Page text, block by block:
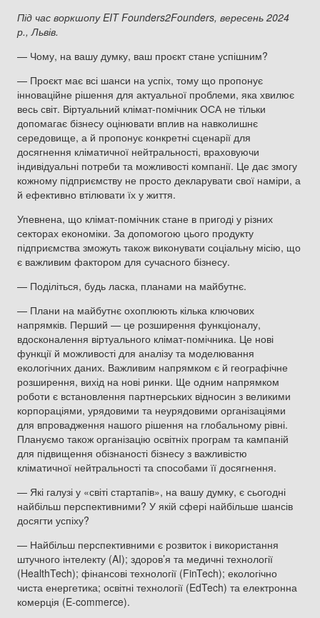
Під час воркшопу EIT Founders2Founders, вересень 2024
р., Львів.
— Чому, на вашу думку, ваш проєкт стане успішним?
— Проєкт має всі шанси на успіх, тому що пропонує
інноваційне рішення для актуальної проблеми, яка хвилює
весь світ. Віртуальний клімат-помічник ОСА не тільки
допомагає бізнесу оцінювати вплив на навколишнє
середовище, а й пропонує конкретні сценарії для
досягнення кліматичної нейтральності, враховуючи
індивідуальні потреби та можливості компанії. Це дає змогу
кожному підприємству не просто декларувати свої наміри, а
й ефективно втілювати їх у життя.
Упевнена, що клімат-помічник стане в пригоді у різних
секторах економіки. За допомогою цього продукту
підприємства зможуть також виконувати соціальну місію, що
є важливим фактором для сучасного бізнесу.
— Поділіться, будь ласка, планами на майбутнє.
— Плани на майбутнє охоплюють кілька ключових
напрямків. Перший — це розширення функціоналу,
вдосконалення віртуального клімат-помічника. Це нові
функції й можливості для аналізу та моделювання
екологічних даних. Важливим напрямком є й географічне
розширення, вихід на нові ринки. Ще одним напрямком
роботи є встановлення партнерських відносин з великими
корпораціями, урядовими та неурядовими організаціями
для впровадження нашого рішення на глобальному рівні.
Плануємо також організацію освітніх програм та кампаній
для підвищення обізнаності бізнесу з важливістю
кліматичної нейтральності та способами її досягнення.
— Які галузі у «світі стартапів», на вашу думку, є сьогодні
найбільш перспективними? У якій сфері найбільше шансів
досягти успіху?
— Найбільш перспективними є розвиток і використання
штучного інтелекту (AI); здоров’я та медичні технології
(HealthTech); фінансові технології (FinTech); екологічно
чиста енергетика; освітні технології (EdTech) та електронна
комерція (E-commerce).